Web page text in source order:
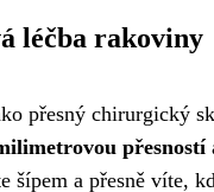
léčba rakoviny
přesný chirurgický
přesností
šípem a přesně víte,